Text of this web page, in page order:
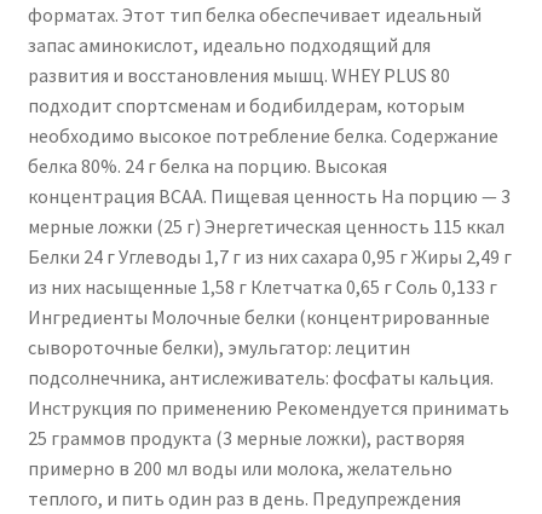
форматах. Этот тип белка обеспечивает идеальный
запас аминокислот, идеально подходящий для
развития и восстановления мышц. WHEY PLUS 80
подходит спортсменам и бодибилдерам, которым
необходимо высокое потребление белка. Содержание
белка 80%. 24 г белка на порцию. Высокая
концентрация BCAA. Пищевая ценность На порцию — 3
мерные ложки (25 г) Энергетическая ценность 115 ккал
Белки 24 г Углеводы 1,7 г из них сахара 0,95 г Жиры 2,49 г
из них насыщенные 1,58 г Клетчатка 0,65 г Соль 0,133 г
Ингредиенты Молочные белки (концентрированные
сывороточные белки), эмульгатор: лецитин
подсолнечника, антислеживатель: фосфаты кальция.
Инструкция по применению Рекомендуется принимать
25 граммов продукта (3 мерные ложки), растворяя
примерно в 200 мл воды или молока, желательно
теплого, и пить один раз в день. Предупреждения